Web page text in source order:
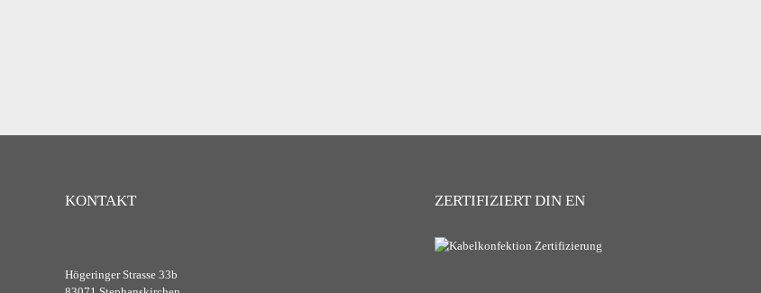
KONTAKT
Högeringer Strasse 33b
ZERTIFIZIERT DIN EN